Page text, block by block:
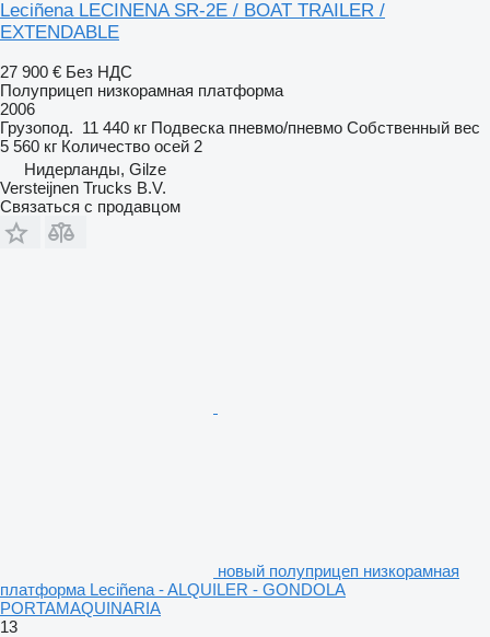
Leciñena LECINENA SR-2E / BOAT TRAILER /
EXTENDABLE
27 900 € Без НДС
Полуприцеп низкорамная платформа
2006
Грузопод. 11 440 кг Подвеска пневмо/пневмо Собственный вес
5 560 кг Количество осей 2
Нидерланды, Gilze
Versteijnen Trucks B.V.
Связаться с продавцом
новый полуприцеп низкорамная
платформа Leciñena - ALQUILER - GONDOLA
PORTAMAQUINARIA
13